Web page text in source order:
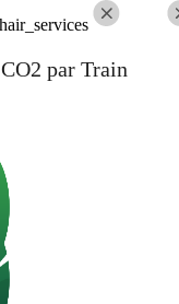
par Train